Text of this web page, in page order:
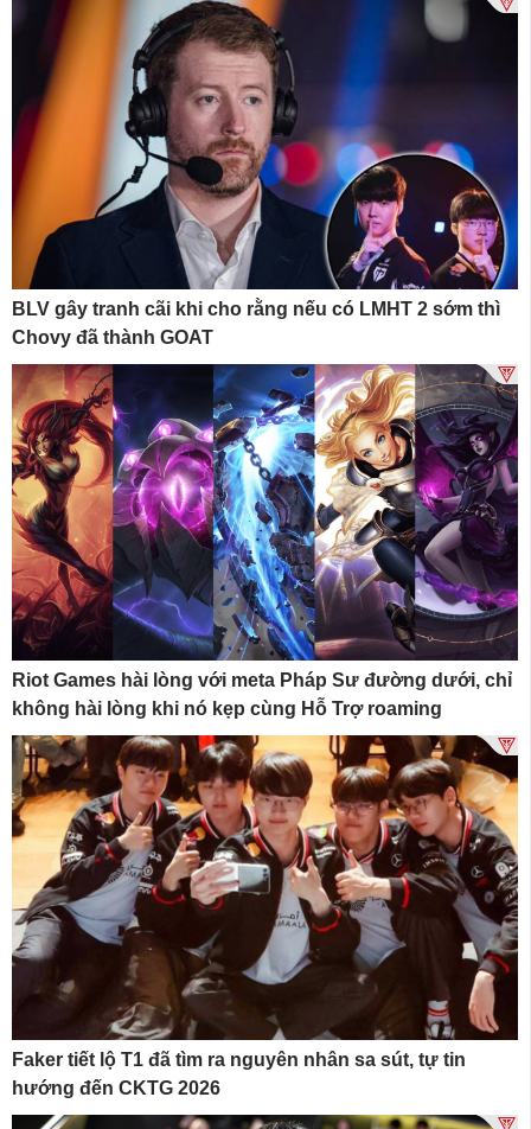
BLV gây tranh cãi khi cho rằng nếu có LMHT 2 sớm thì
Chovy đã thành GOAT
Riot Games hài lòng với meta Pháp Sư đường dưới, chỉ
không hài lòng khi nó kẹp cùng Hỗ Trợ roaming
Faker tiết lộ T1 đã tìm ra nguyên nhân sa sút, tự tin
hướng đến CKTG 2026